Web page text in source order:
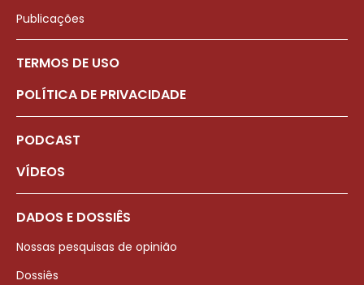
Publicações
TERMOS DE USO
POLÍTICA DE PRIVACIDADE
PODCAST
VÍDEOS
DADOS E DOSSIÊS
Nossas pesquisas de opinião
Dossiês